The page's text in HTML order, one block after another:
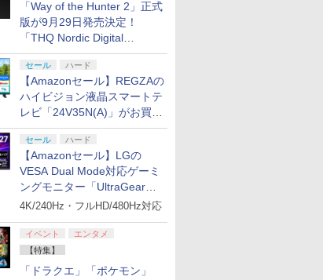
「Way of the Hunter 2」正式
版が9月29日発売決定！
「THQ Nordic Digital
Showcase 2026」まとめ
セール ハード
【Amazonセール】REGZAの
ハイビジョン液晶スマートテ
レビ「24V35N(A)」がお買い
得！
セール ハード
【Amazonセール】LGの
VESA Dual Mode対応ゲーミ
ングモニター「UltraGear
27G850A-B」がお買い得！
4K/240Hz・フルHD/480Hz対応
イベント
エンタメ
【特集】
「ドラクエ」「ポケモン」